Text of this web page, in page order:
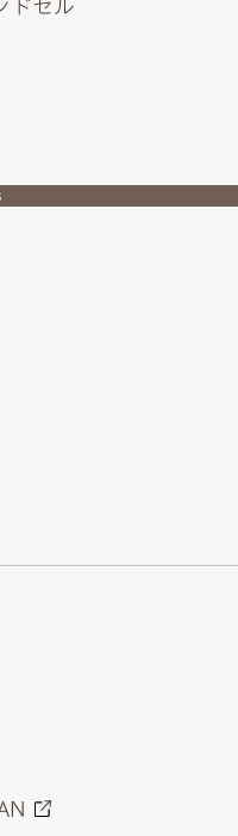
ポケットとストライプ
ドセル